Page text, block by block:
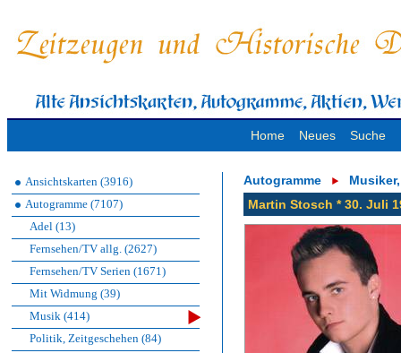
Home Neues Suche
Ansichtskarten (3916)
Autogramme (7107)
Adel (13)
Fernsehen/TV allg. (2627)
Fernsehen/TV Serien (1671)
Mit Widmung (39)
Musik (414)
Politik, Zeitgeschehen (84)
Autogramme
Martin Stosch * 30. Juli